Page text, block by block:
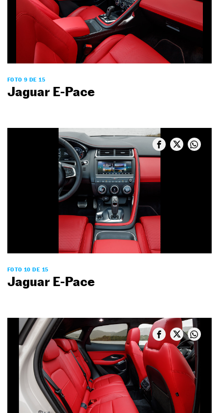
FOTO 9 DE 15
Jaguar E-Pace
FOTO 10 DE 15
Jaguar E-Pace